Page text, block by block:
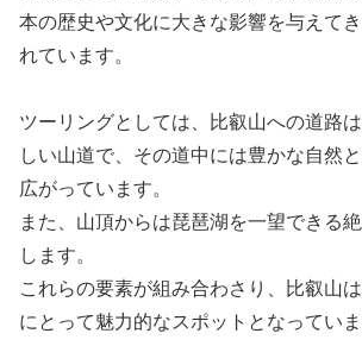
本の歴史や文化に大きな影響を与えて
れています。
ツーリングとしては、比叡山への道路
しい山道で、その道中には豊かな自然
広がっています。
また、山頂からは琵琶湖を一望できる
します。
これらの要素が組み合わさり、比叡山
にとって魅力的なスポットとなっていま